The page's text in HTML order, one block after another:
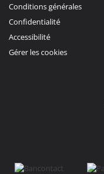
Conditions générales
Confidentialité
Accessibilité
Gérer les cookies